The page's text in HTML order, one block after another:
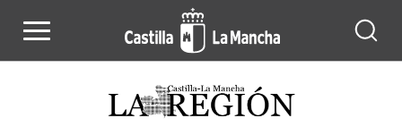
Actualidad de la región de Castilla-